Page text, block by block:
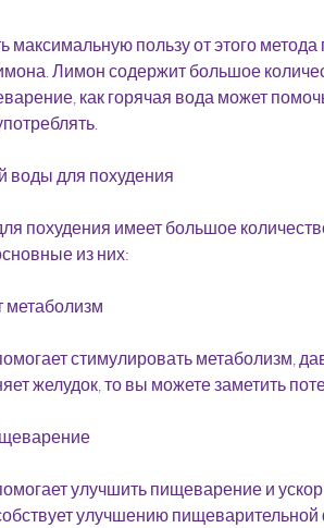
Лимон содержит большое
как горячая вода может
воды для похудения
похудения имеет большое
из них:
метаболизм
стимулировать метаболизм,
желудок, то вы можете заметить
улучшить пищеварение и
улучшению пищеварительной